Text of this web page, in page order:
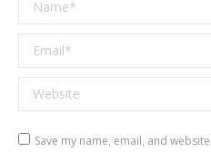
Email *
Website
Save my name, email, and